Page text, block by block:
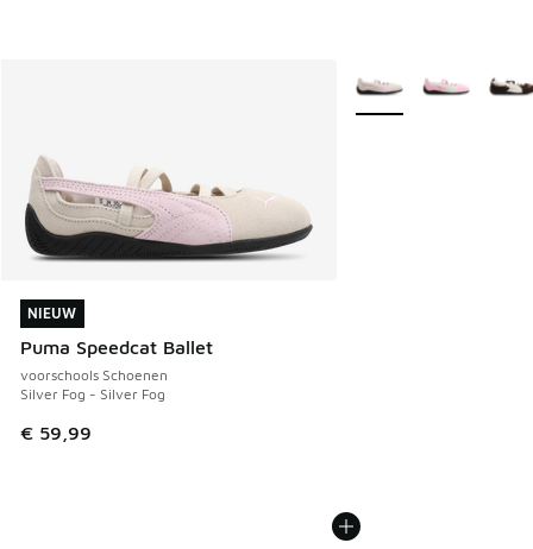
NIEUW
Puma Speedcat Ballet
voorschools Schoenen
Silver Fog - Silver Fog
€ 59,99
NIEUW
Meer kleuren